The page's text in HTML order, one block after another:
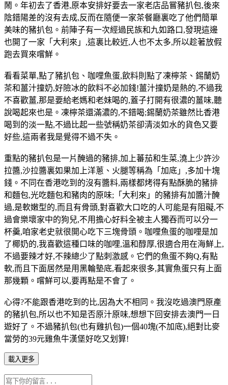
鬧。年初去了香港,原本安排好要去一家老店品嘗豬扒包,後來
陰錯陽差的沒有去成,反而在隨便一家茶餐廳裏吃了他們簡單
美味的豬扒包。前陣子有一次經過民族和九如路口,發現這邊
也開了一家「大利來」,這裏比較近,人也不太多,所以趁著放假
跑去買來嚐鮮。
看看菜單,點了豬扒包、咖哩魚蛋,飲料則點了凍檸茶、錫蘭奶
茶和薑汁撞奶,好險冰的飲料不必加錢!薑汁撞奶是熱的,不過我
不喜歡薑,那是要給老媽和老妹喝的,蓋子打開有很濃的薑味,聽
說喝起來也是。凍檸茶還滿濃的,不錯喝;錫蘭奶茶雖然比香港
喝到的淡一點,不過比起一些號稱奶茶卻清淡如水的貨色又要
好些,這兩者我是覺得不過不失。
重點的豬扒包是一片醃過的豬排,加上蕃茄和生菜,澆上少許沙
拉醬,沙拉醬裏如果加上洋蔥、火腿等稱為「加底」,多加十塊
錢。不同在香港吃到的沒有醬料,兩樣都烤得有點酥脆的豬排
和麵包,光吃麵包和豬肉的原味;「大利來」的豬排有加醬汁醃
過,是軟嫩型的,而且有骨頭,對喜歡大口吃的人可能是有阻礙,不
過會樂壞家中的狗兒,不用擔心好料全被主人獨吞而可以分一
杯羹,咱家老史就很開心吃下三塊骨頭。咖哩魚蛋的咖哩是加
了椰奶的,我喜歡這種口味的咖哩,溫和醇厚,很適合用在海鮮上,
不過要辣才好,不辣總少了點刺激感。它們的魚蛋不夠Q,有點
軟,而且下面居然是用黑輪墊底,看起來很多,其實魚蛋只有上面
那幾顆。嚐鮮可以,要再點是不會了。
心得?不能跟香港吃到的比,因為大不相同。我沒吃過澳門原產
的豬扒包,所以也不知是否原汁原味,想想下回安排去澳門一日
遊好了。不過豬扒包(也有雞扒包)一個40塊(不加底),絕對比麥
當勞的39元雞魚牛漢堡好吃又划算!
載入更多